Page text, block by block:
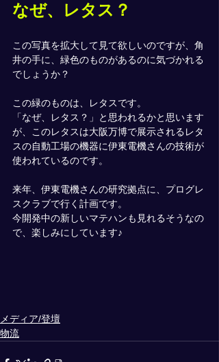
なぜ、レタス？
この写真を拡大して見て欲しいのですが、角
井の手に、緑色のものがあるのに気づかれる
でしょうか？
この緑のものは、レタスです。
「なぜ、レタス？」と思われるかと思います
が、このレタスは大阪万博で展示されるレタ
スの自動工場の機器に伊東電機さんの技術が
使われているのです。
来年、伊東電機さんの研究拠点に、プログレ
スクラブで行く計画です。
今開発中の新しいマテハンも見れるそうなの
で、楽しみにしています♪
メディア/登壇
物流